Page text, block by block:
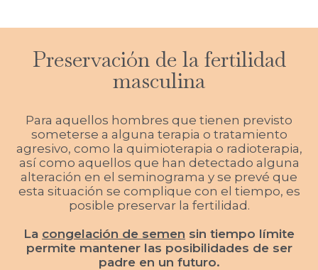
Preservación de la fertilidad
masculina
Para aquellos hombres que tienen previsto
someterse a alguna terapia o tratamiento
agresivo, como la quimioterapia o radioterapia,
así como aquellos que han detectado alguna
alteración en el seminograma y se prevé que
esta situación se complique con el tiempo, es
posible preservar la fertilidad.
La congelación de semen sin tiempo límite
permite mantener las posibilidades de ser
padre en un futuro.